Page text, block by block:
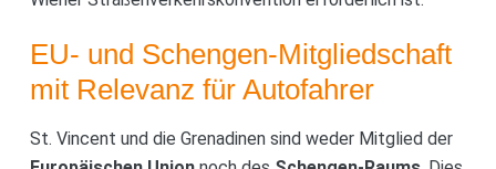
EU- und Schengen-Mitgliedschaft
mit Relevanz für Autofahrer
St. Vincent und die Grenadinen sind weder Mitglied der